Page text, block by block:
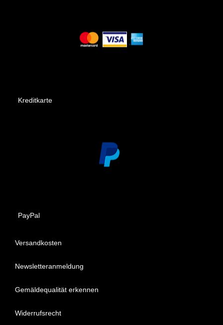
Kreditkarte
PayPal
Versandkosten
Newsletteranmeldung
Gemäldequalität erkennen
Widerrufsrecht